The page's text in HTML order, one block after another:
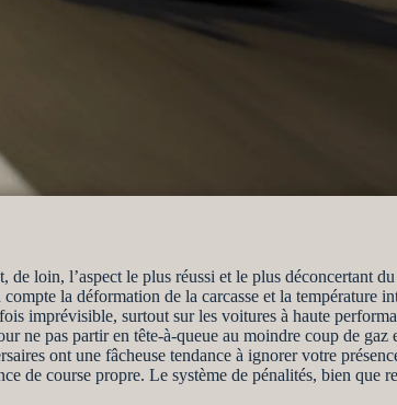
loin, l’aspect le plus réussi et le plus déconcertant
la déformation de la carcasse et la température
imprévisible, surtout sur les voitures à haute
ne pas partir en tête-à-queue au moindre coup de gaz
ont une fâcheuse tendance à ignorer votre
de course propre. Le système de pénalités, bien que